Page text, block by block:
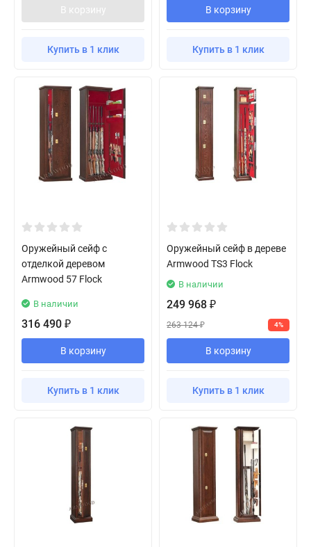
В корзину
Купить в 1 клик
В корзину
Купить в 1 клик
Оружейный сейф с
отделкой деревом
Armwood 57 Flock
В наличии
316 490 ₽
В корзину
Купить в 1 клик
Оружейный сейф в дереве
Armwood TS3 Flock
В наличии
249 968 ₽
263 124₽ 4%
В корзину
Купить в 1 клик